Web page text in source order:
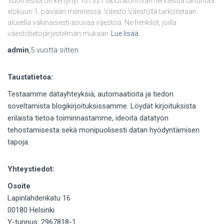
elokuun 1. päivään mennessä. Väestö Väestöllä tarkoitetaan
alueella vakinaisesti asuvaa väestöä. Ne henkilöt, joilla
väestötietojärjestelmän mukaan
Lue lisää…
admin,5 vuotta sitten
Taustatietoa:
Testaamme datayhteyksiä, automaatioita ja tiedon
soveltamista blogikirjoituksissamme. Löydät kirjoituksista
erilaista tietoa toiminnastamme, ideoita datatyön
tehostamisesta sekä monipuolisesti datan hyödyntämisen
tapoja.
Yhteystiedot:
Osoite
Lapinlahdenkatu 16
00180 Helsinki
Y-tunnus: 2967818-1